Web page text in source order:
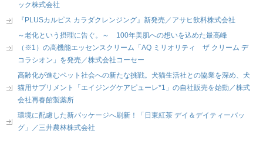
ック株式会社
『PLUSカルピス カラダクレンジング』新発売／アサヒ飲料株式会社
～老化という摂理に告ぐ。～ 100年美肌への想いを込めた最高峰
（※1）の高機能エッセンスクリーム「AQ ミリオリティ ザ クリーム デ
コラシオン」を発売／株式会社コーセー
高齢化が進むペット社会への新たな挑戦。犬猫生活社との協業を深め、犬
猫用サプリメント「エイジングケアピューレ*1」の自社販売を始動／株式
会社再春館製薬所
環境に配慮した新パッケージへ刷新！「日東紅茶 デイ＆デイティーバッ
グ」／三井農林株式会社